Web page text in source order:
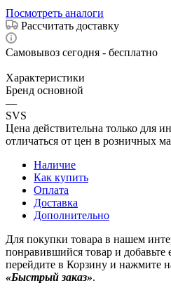
Посмотреть аналоги
Рассчитать доставку
Самовывоз сегодня - бесплатно
Характеристики
Бренд основной
—
SVS
Цена действительна только для
отличаться от цен в розничных
Наличие
Как купить
Оплата
Доставка
Дополнительно
Для покупки товара в нашем
понравившийся товар и добавьте
перейдите в Корзину и нажмите
«Быстрый заказ».